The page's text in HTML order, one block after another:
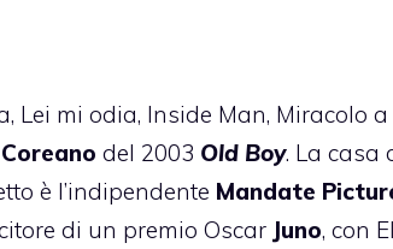
Lei mi odia, Inside Man, Miracolo a
del 2003 Old Boy. La casa
è l’indipendente Mandate
di un premio Oscar Juno, con